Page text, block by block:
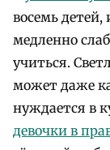
восемь детей,
медленно
учиться.
может даже
нуждается в
девочки в